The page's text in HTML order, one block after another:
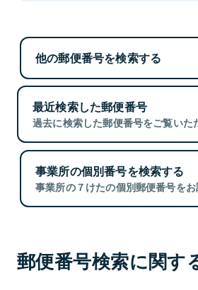
他の郵便番号を検索する
最近検索した郵便番号
過去に検索した郵便番号をご覧いた
事業所の個別番号を検索する
事業所の７けたの個別郵便番号をお
郵便番号検索に関す